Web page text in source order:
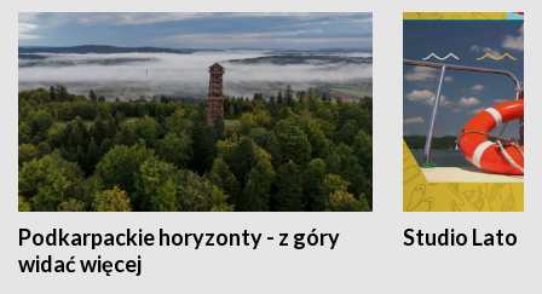
Podkarpackie horyzonty - z góry
widać więcej
Studio Lato